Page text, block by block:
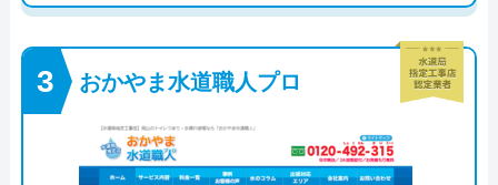
おかやま水道職人プロ